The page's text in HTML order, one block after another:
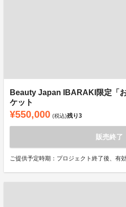
Beauty Japan IBARAKI限定「
ケット
¥550,000 (税込)残り3
販売終了
ご提供予定時期：プロジェクト終了後、有